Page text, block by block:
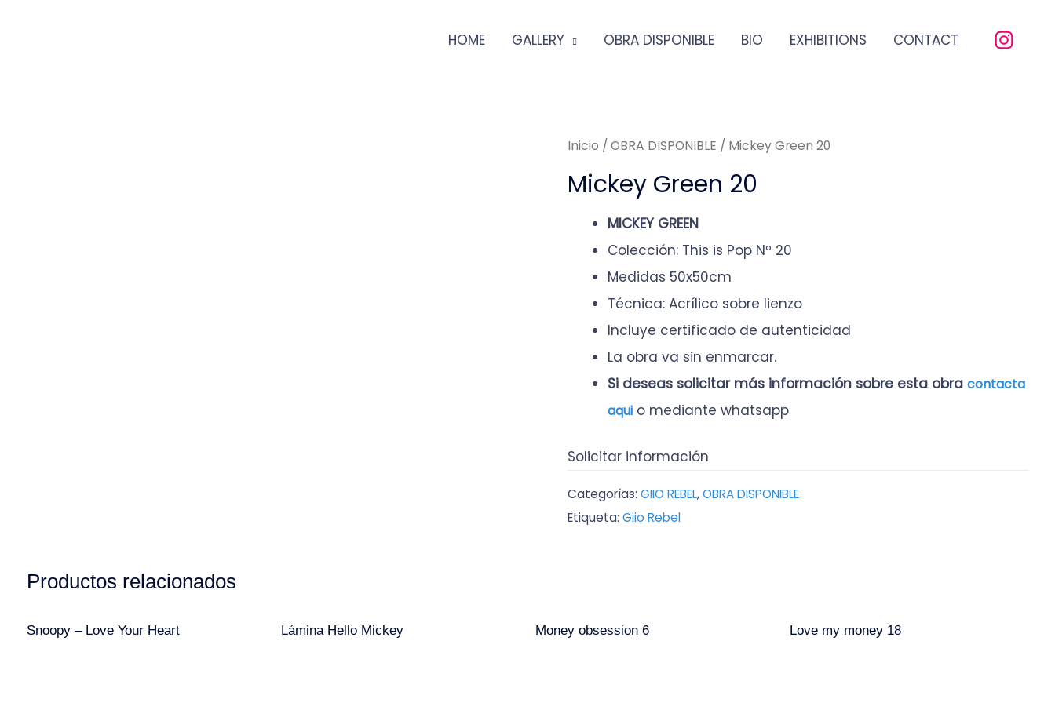
HOME GALLERY OBRA DISPONIBLE BIO EXHIBITIONS CONTACT
Inicio /OBRA DISPONIBLE / Mickey Green 20
Mickey Green 20
MICKEY GREEN
Colección: This is Pop Nº 20
Medidas 50x50cm
Técnica: Acrílico sobre lienzo
Incluye certificado de autenticidad
La obra va sin enmarcar.
Si deseas solicitar más información sobre esta obracontacta
aqui o mediante whatsapp
Solicitar información
Categorías:GIIO REBEL,OBRA DISPONIBLE
Etiqueta:Giio Rebel
Productos relacionados
Snoopy – Love Your Heart Lámina Hello Mickey Money obsession 6 Love my money 18